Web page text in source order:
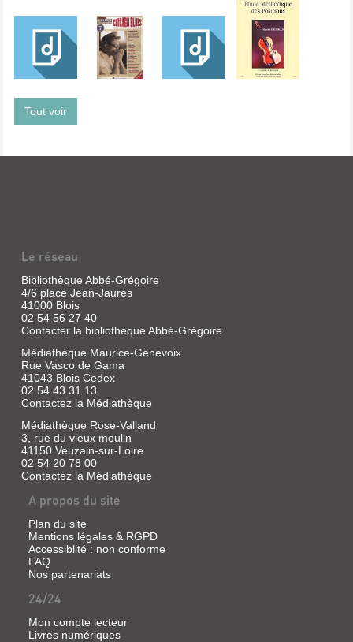
Tout voir
Le réseau
Bibliothèque Abbé-Grégoire
4/6 place Jean-Jaurès
41000 Blois
02 54 56 27 40
Contacter la bibliothèque Abbé-Grégoire
Médiathèque Maurice-Genevoix
Rue Vasco de Gama
41043 Blois Cedex
02 54 43 31 13
Contactez la Médiathèque
Médiathèque Rose-Valland
3, rue du vieux moulin
41150 Veuzain-sur-Loire
02 54 20 78 00
Contactez la Médiathèque
A propos du site
Plan du site
Mentions légales & RGPD
Accessiblité : non conforme
FAQ
Nos partenariats
24/24
Mon compte lecteur
Livres numériques